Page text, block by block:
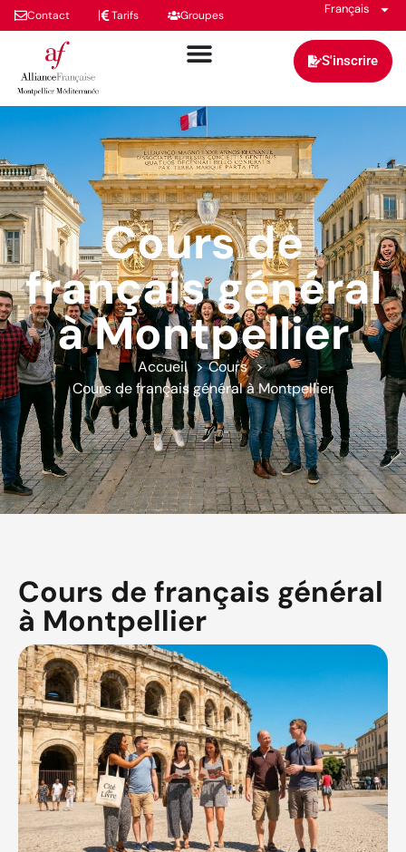
Contact Tarifs Groupes Français
S'inscrire
Cours de
français général
à Montpellier
Accueil
Cours
Cours de français général à Montpellier
Cours de français général
à Montpellier